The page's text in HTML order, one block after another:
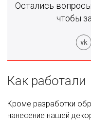
Остались
чтобы
Как работали
Кроме разработки
нанесение нашей